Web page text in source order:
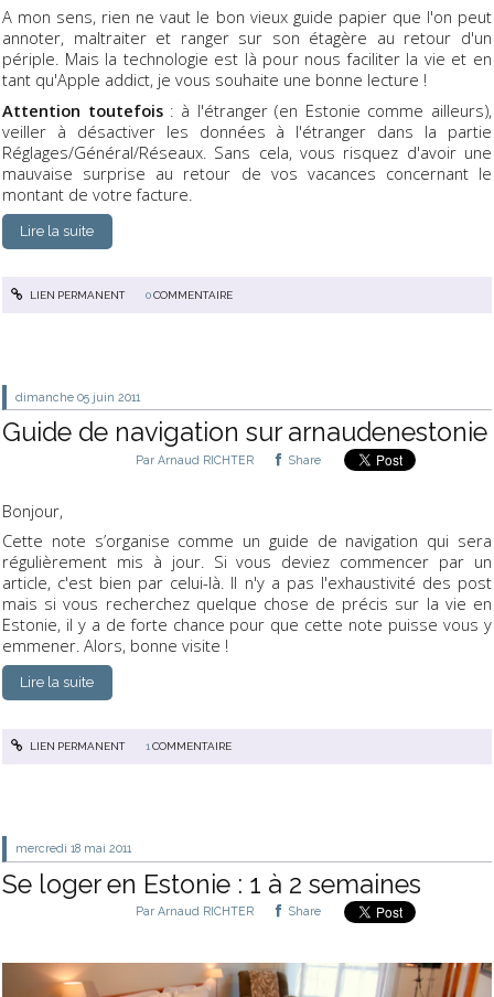
A mon sens, rien ne vaut le bon vieux guide papier que l'on peut
annoter, maltraiter et ranger sur son étagère au retour d'un
périple. Mais la technologie est là pour nous faciliter la vie et en
tant qu'Apple addict, je vous souhaite une bonne lecture !
Attention toutefois: à l'étranger (en Estonie comme ailleurs),
veiller à désactiver les données à l'étranger dans la partie
Réglages/Général/Réseaux. Sans cela, vous risquez d'avoir une
mauvaise surprise au retour de vos vacances concernant le
montant de votre facture.
Lire la suite
LIEN PERMANENT 0COMMENTAIRE
dimanche 05 juin 2011
Guide de navigation sur arnaudenestonie
Par Arnaud RICHTER Share
Bonjour,
Cette note s’organise comme un guide de navigation qui sera
régulièrement mis à jour. Si vous deviez commencer par un
article, c'est bien par celui-là. Il n'y a pas l'exhaustivité des post
mais si vous recherchez quelque chose de précis sur la vie en
Estonie, il y a de forte chance pour que cette note puisse vous y
emmener. Alors, bonne visite !
Lire la suite
LIEN PERMANENT 1 COMMENTAIRE
mercredi 18 mai 2011
Se loger en Estonie : 1 à 2 semaines
Par Arnaud RICHTER Share